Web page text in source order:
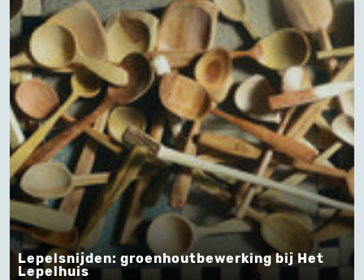
Lepelsnijden: groenhoutbewerking bij Het
Lepelhuis